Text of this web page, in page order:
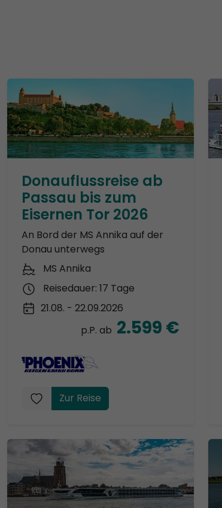
Donauflussreise ab
Passau bis zum
Eisernen Tor 2026
An Bord der MS Annika auf der
Donau unterwegs
MS Annika
Reisedauer: 17 Tage
21.08. - 22.09.2026
p.P. ab 2.599 €
Zur Reise